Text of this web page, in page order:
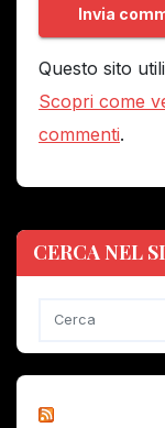
Questo sito
Scopri come
commenti.
CERCA NEL